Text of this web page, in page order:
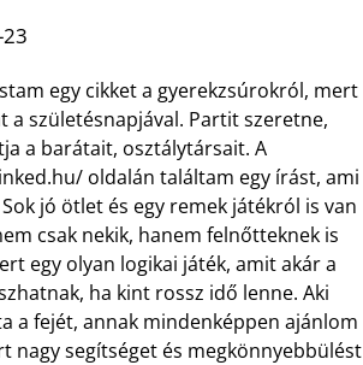
egy cikket a gyerekzsúrokról, mert
a születésnapjával. Partit szeretne,
a barátait, osztálytársait. A
oldalán találtam egy írást, ami
jó ötlet és egy remek játékról is van
csak nekik, hanem felnőtteknek is
egy olyan logikai játék, amit akár a
ha kint rossz idő lenne. Aki
a fejét, annak mindenképpen ajánlom
nagy segítséget és megkönnyebbülést